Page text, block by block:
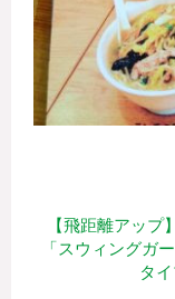
【飛距離アッ
「スウィングガ
タ